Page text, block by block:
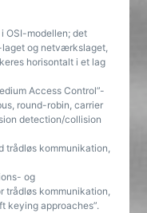
OSI-modellen; det
laget og netværkslaget,
horisontalt i et lag
Access Control”-
round-robin, carrier
detection/collision
trådløs kommunikation,
og
trådløs kommunikation,
keying approaches”.